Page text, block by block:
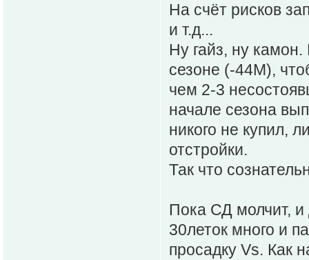
На счёт рисков
и т.д...
Ну гайз, ну
сезоне (-44М),
чем 2-3
начале сезона
никого не купил,
отстройки.
Так что
Пока СД молчит, и
30леток много и
просадку Vs. Как